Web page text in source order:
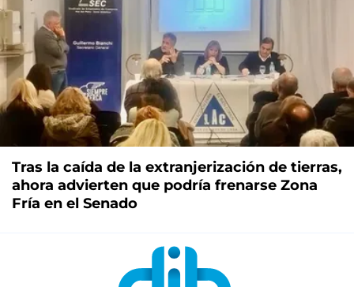
Tras la caída de la extranjerización de tierras,
ahora advierten que podría frenarse Zona
Fría en el Senado